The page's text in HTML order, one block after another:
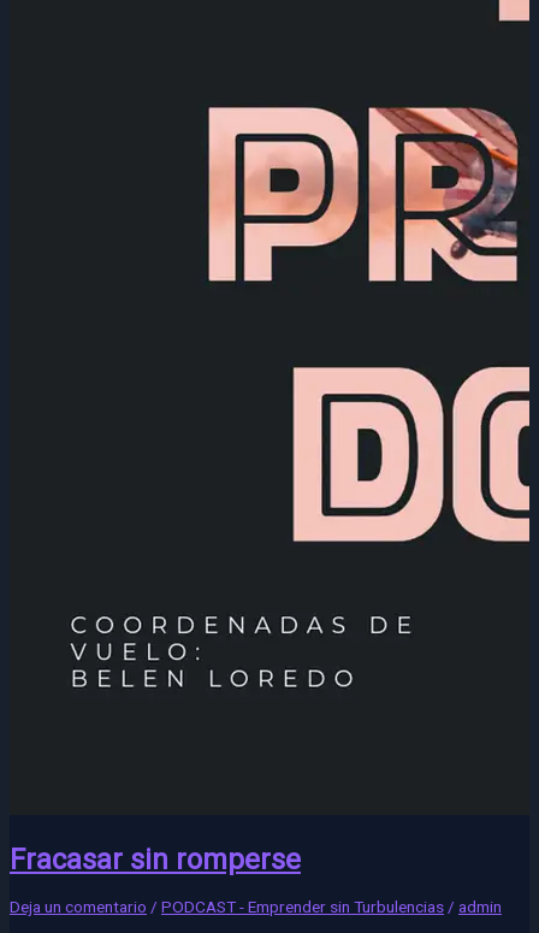
Fracasar sin romperse
Deja un comentario / PODCAST - Emprender sin Turbulencias/ admin